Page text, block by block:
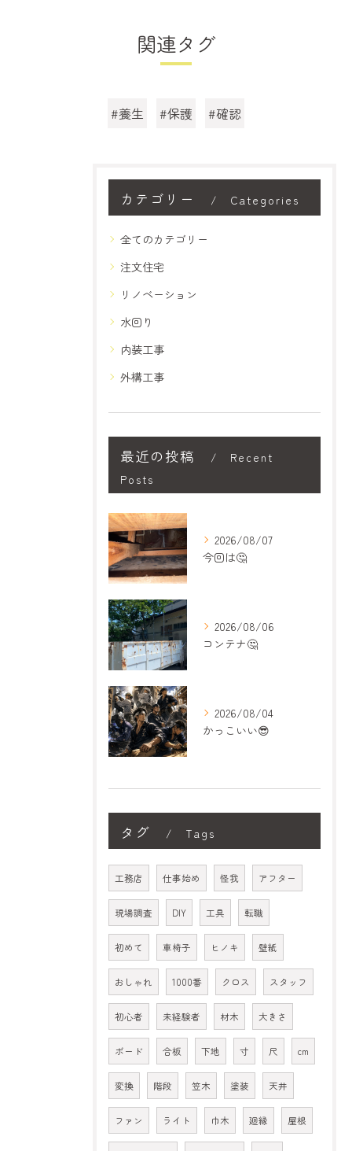
関連タグ
#養生 #保護 #確認
カテゴリー Categories
全てのカテゴリー
注文住宅
リノベーション
水回り
内装工事
外構工事
最近の投稿
Recent
Posts
2026/08/07
今回は🤔
2026/08/06
コンテナ🤔
2026/08/04
かっこいい😎
タグ Tags
工務店 仕事始め 怪我 アフター
現場調査 DIY 工具 転職
初めて 車椅子 ヒノキ 壁紙
おしゃれ 1000番 クロス スタッフ
初心者 未経験者 材木 大きさ
ボード 合板 下地 寸 尺 cm
変換 階段 笠木 塗装 天井
ファン ライト 巾木 廻縁 屋根